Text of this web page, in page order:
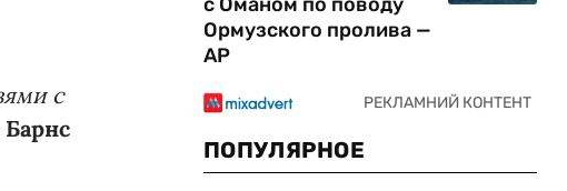
с
Барнс
Ормузского пролива —
AP
ПОПУЛЯРНОЕ